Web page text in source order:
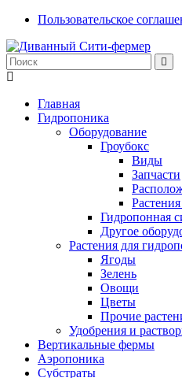
Пользовательское
Главная
Гидропоника
Оборудование
Гроубокс
Виды
Запчасти
Гидропонная
Другое
Растения для
Ягоды
Зелень
Овощи
Цветы
Прочие
Удобрения и
Вертикальные фермы
Аэропоника
Субстраты